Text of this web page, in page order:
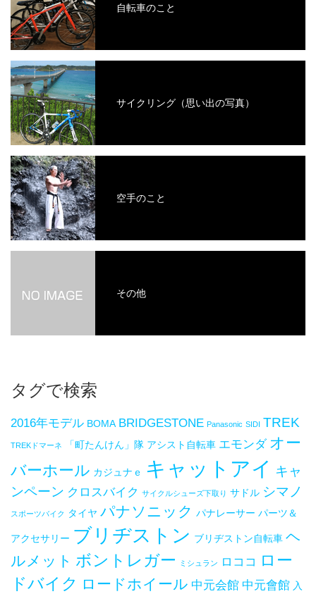
自転車のこと
サイクリング（思い出の写真）
空手のこと
その他
タグで検索
2016年モデル BOMA BRIDGESTONE Panasonic SIDI TREK
TREKドマーネ 「町たんけん」隊 アシスト自転車 エモンダ オー
バーホール カジュナｅ キャットアイ キャ
ンペーン クロスバイク サイクルシューズ下取り サドル シマノ
スポーツバイク タイヤ パナソニック パナレーサー パーツ＆
アクセサリー ブリヂストン ブリヂストン自転車 ヘ
ルメット ボントレガー ミシュラン ロココ ロー
ドバイク ロードホイール 中元会館 中元會館 入